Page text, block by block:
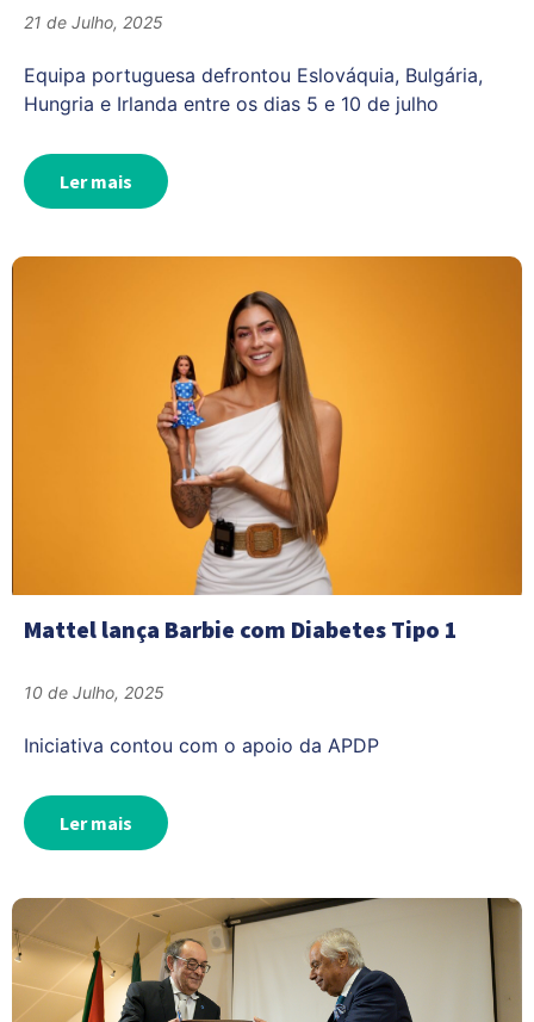
21 de Julho, 2025
Equipa portuguesa defrontou Eslováquia, Bulgária,
Hungria e Irlanda entre os dias 5 e 10 de julho
Ler mais
Mattel lança Barbie com Diabetes Tipo 1
10 de Julho, 2025
Iniciativa contou com o apoio da APDP
Ler mais